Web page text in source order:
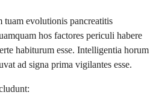
tuam evolutionis pancreatitis
hos factores periculi habere
habiturum esse. Intelligentia horum
ad signa prima vigilantes esse.